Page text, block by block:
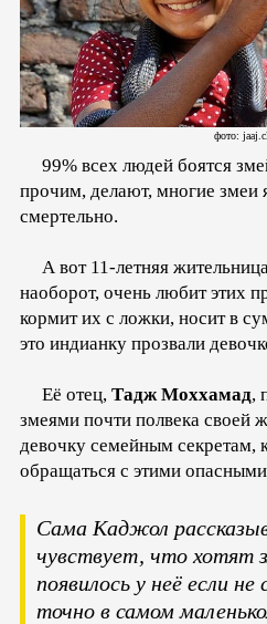
фото:
99% всех людей боятся
прочим, делают, многие змеи
смертельно.
А вот 11-летняя
наоборот, очень любит этих
кормит их с ложки, носит в
это индианку прозвали
Её отец, Тадж Моххамад,
змеями почти полвека своей
девочку семейным секретам,
обращаться с этими
Сама Каджол
чувствует, что хотят
появилось у неё если
точно в самом